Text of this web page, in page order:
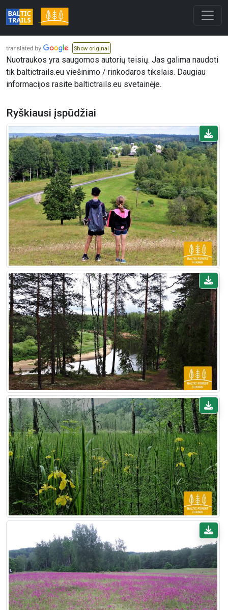
Show original
Nuotraukos yra saugomos autorių teisių. Jas galima naudoti
tik baltictrails.eu viešinimo / rinkodaros tikslais. Daugiau
informacijos rasite baltictrails.eu svetainėje.
Ryškiausi įspūdžiai